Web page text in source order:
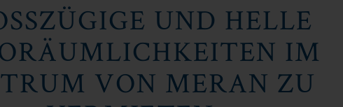
UND HELLE B
IM Z
VON MERAN ZU V